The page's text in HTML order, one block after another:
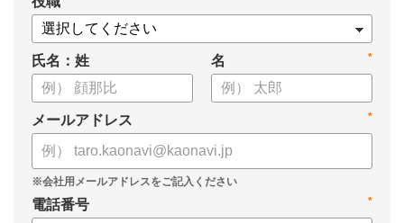
氏名：姓 *
名
*
メールアドレス
*
電話番号